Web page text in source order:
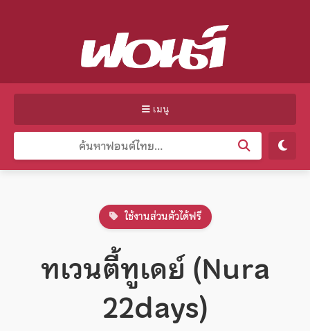
เมนู
ใช้งานส่วนตัวได้ฟรี
ทเวนตี้ทูเดย์ (Nura
22days)